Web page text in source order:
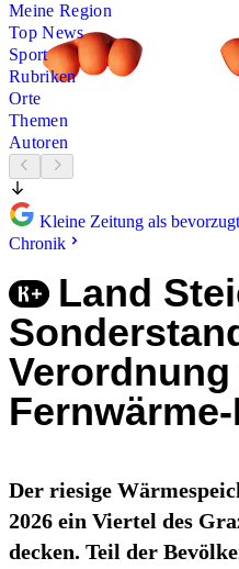
Meine Region
Top News
Sport
Rubriken
Orte
Themen
Autoren
Kleine Zeitung als
Chronik
Land
Der riesige
2026 ein Viertel des
decken. Teil der